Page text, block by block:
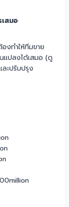
สมอ
งทำให้ทีมขาย
แปลงได้เสมอ (ดู
ะปรับปรุง